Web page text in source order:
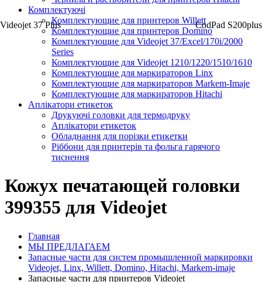
Комплектуючі
Комплектующие для принтеров Willett
Комплектующие для принтеров Domino
Комплектующие для Videojet 37/Excel/170i/2000
Series
Комплектующие для Videojet 1210/1220/1510/1610
Комплектующие для маркираторов Linx
Комплектующие для маркираторов Markem-Imaje
Комплектующие для маркираторов Hitachi
Аплікатори етикеток
Друкуючі головки для термодруку
Аплікатори етикеток
Обладнання для порізки етикетки
Ріббони для принтерів та фольга гарячого
тиснення
Кожух печатающей головки
399355 для Videojet
Главная
МЫ ПРЕДЛАГАЕМ
Запасные части для систем промышленной маркировки
Videojet, Linx, Willett, Domino, Hitachi, Markem-imaje
Запасные части для принтеров Videojet
Videojet 37 Plus CodPad S200plus